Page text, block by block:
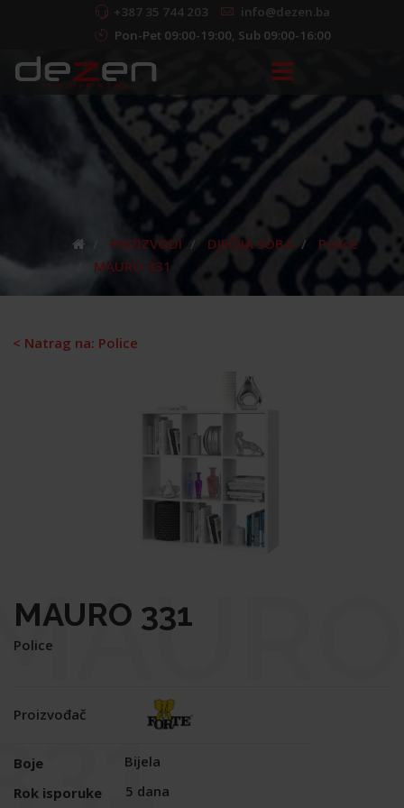
+387 35 744 203
info@dezen.ba
Pon-Pet 09:00-19:00, Sub 09:00-16:00
PROIZVODI DJEČIJA SOBA
Police
MAURO 331
< Natrag na: Police
MAURO 331
Police
Proizvođač
Boje
Bijela
Rok isporuke
5 dana